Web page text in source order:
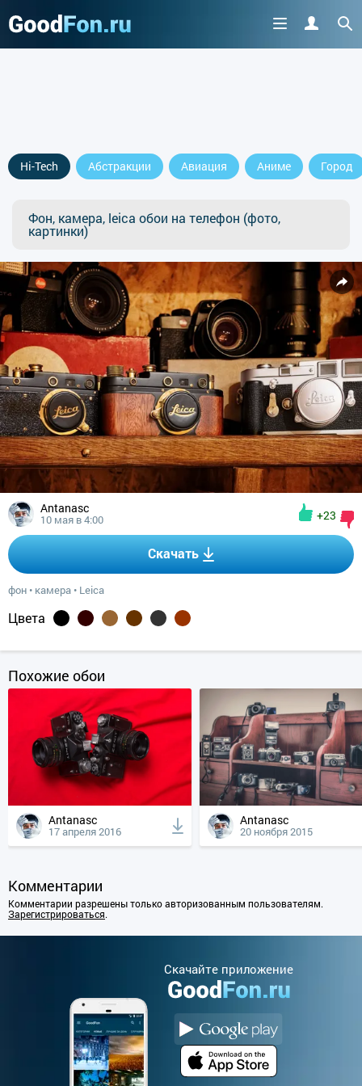
Hi-Tech Абстракции Авиация Аниме Город
Фон, камера, leica обои на телефон (фото,
картинки)
Antanasc
10 мая в 4:00 +23
Скачать
фон • камера • Leica
Цвета
Похожие обои
Antanasc
17 апреля 2016
Antanasc
20 ноября 2015
Комментарии
Комментарии разрешены только авторизованным пользователям.
Зарегистрироваться.
Cкачайте приложение